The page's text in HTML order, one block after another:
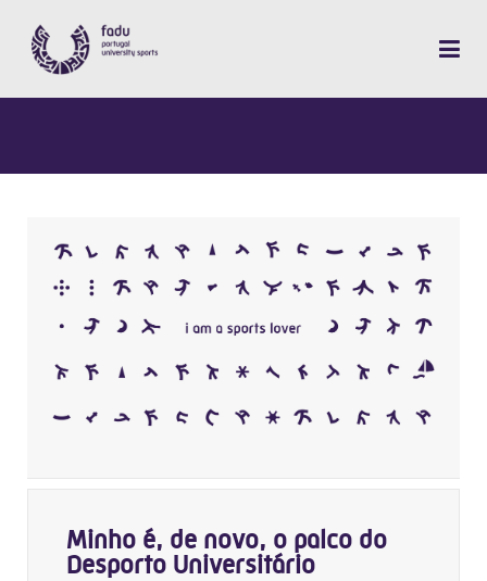
Minho é, de novo, o palco do
Desporto Universitário